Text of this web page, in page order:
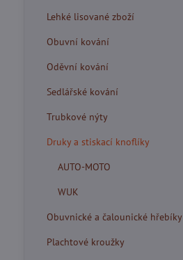
Lehké lisované zboží
Obuvní kování
Oděvní kování
Sedlářské kování
Trubkové nýty
Druky a stiskací knoflíky
AUTO-MOTO
WUK
Obuvnické a čalounické hřebíky
Plachtové kroužky